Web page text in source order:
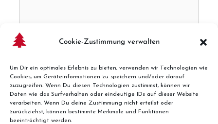
Cookie-Zustimmung verwalten
Um Dir ein optimales Erlebnis zu bieten, verwenden wir Technologien wie
Cookies, um Geräteinformationen zu speichern und/oder darauf
zuzugreifen. Wenn Du diesen Technologien zustimmst, können wir
Daten wie das Surfverhalten oder eindeutige IDs auf dieser Website
verarbeiten. Wenn Du deine Zustimmung nicht erteilst oder
zurückziehst, können bestimmte Merkmale und Funktionen
beeinträchtigt werden.
Hier finden Sie unsere
Datenschutzbestimmungen